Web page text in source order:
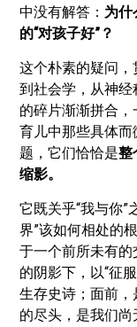
中没有解答： 为什
的“对孩子好”？
这个朴素的疑问
到社会学，从神
的碎片渐渐拼合
育儿中那些具体
题，它们恰恰是整
缩影。
它既关乎“我与你”
界”该如何相处的
于一个前所未有
的阴影下，以“征
生存史诗；面前
的尽头，是我们